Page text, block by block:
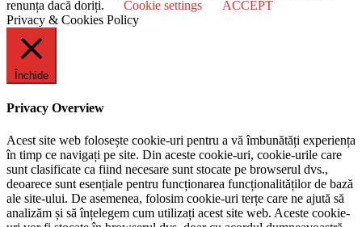
renunța dacă doriți.
Cookie settings
ACCEPT
Privacy & Cookies Policy
Închide
Privacy Overview
Acest site web folosește cookie-uri pentru a vă îmbunătăți experiența
în timp ce navigați pe site. Din aceste cookie-uri, cookie-urile care
sunt clasificate ca fiind necesare sunt stocate pe browserul dvs.,
deoarece sunt esențiale pentru funcționarea funcționalităților de bază
ale site-ului. De asemenea, folosim cookie-uri terțe care ne ajută să
analizăm și să înțelegem cum utilizați acest site web. Aceste cookie-